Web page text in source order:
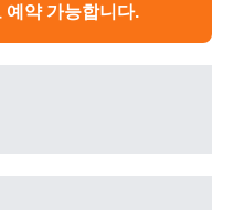
예약 가능합니다.